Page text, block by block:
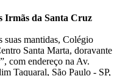
Irmãs da Santa Cruz
suas mantidas, Colégio
Santa Marta, doravante
”, com endereço na Av.
Taquaral, São Paulo - SP,